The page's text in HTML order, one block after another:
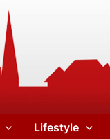
Lifestyle